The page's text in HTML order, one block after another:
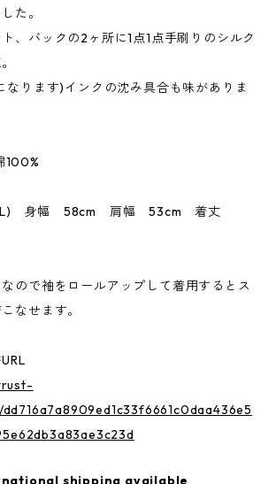
た。
、バックの2ヶ所に1点1点手刷りのシルク
なります)インクの沈み具合も味がありま
100%
身幅 58cm 肩幅 53cm 着丈
ので袖をロールアップして着用するとス
なせます。
shipping available